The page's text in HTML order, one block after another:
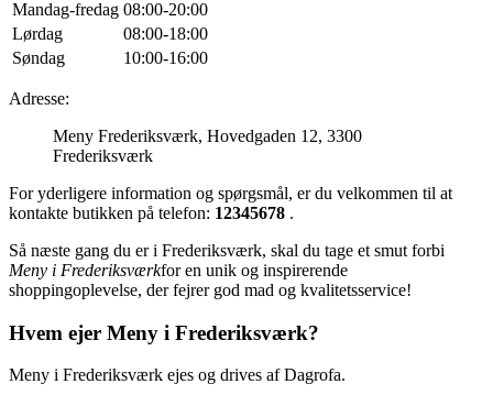
Mandag-fredag 08:00-20:00
Lørdag
08:00-18:00
Søndag
10:00-16:00
Adresse:
Meny Frederiksværk, Hovedgaden 12, 3300
Frederiksværk
For yderligere information og spørgsmål, er du velkommen til at
kontakte butikken på telefon: 12345678 .
Så næste gang du er i Frederiksværk, skal du tage et smut forbi
Meny i Frederiksværkfor en unik og inspirerende
shoppingoplevelse, der fejrer god mad og kvalitetsservice!
Hvem ejer Meny i Frederiksværk?
Meny i Frederiksværk ejes og drives af Dagrofa.